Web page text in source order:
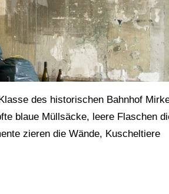
des historischen Bahnhof
blaue Müllsäcke, leere Flaschen
zieren die Wände, Kuscheltiere